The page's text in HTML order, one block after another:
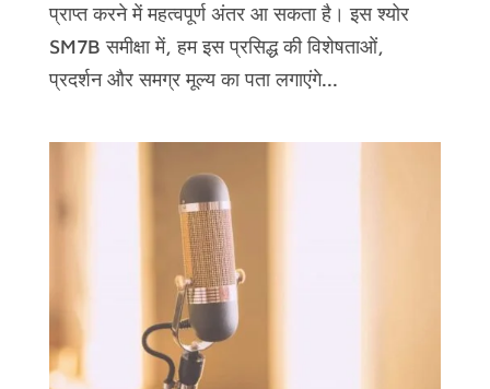
प्राप्त करने में महत्वपूर्ण अंतर आ सकता है। इस श्योर
SM7B समीक्षा में, हम इस प्रसिद्ध की विशेषताओं,
प्रदर्शन और समग्र मूल्य का पता लगाएंगे...